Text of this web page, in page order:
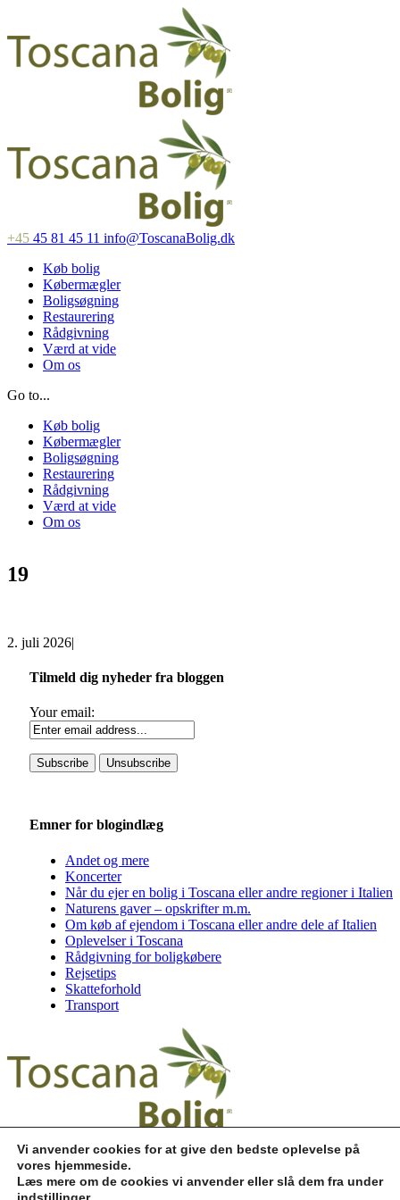
+45 45 81 45 11 info@ToscanaBolig.dk
Køb bolig
Købermægler
Boligsøgning
Restaurering
Rådgivning
Værd at vide
Om os
Go to...
Køb bolig
Købermægler
Boligsøgning
Restaurering
Rådgivning
Værd at vide
Om os
19
2. juli 2026|
Tilmeld dig nyheder fra bloggen
Your email:
Emner for blogindlæg
Andet og mere
Koncerter
Når du ejer en bolig i Toscana eller andre regioner i Italien
Naturens gaver – opskrifter m.m.
Om køb af ejendom i Toscana eller andre dele af Italien
Oplevelser i Toscana
Rådgivning for boligkøbere
Rejsetips
Skatteforhold
Transport
Via Giovanne XIII, 18
50059 Vinci ⬩ Firenze ⬩ Italien
Mandag - fredag kl. 9.00-18.00
Send os en mail ✉
Vi anvender cookies for at give den bedste oplevelse på
vores hjemmeside.
Læs mere om de cookies vi anvender eller slå dem fra under